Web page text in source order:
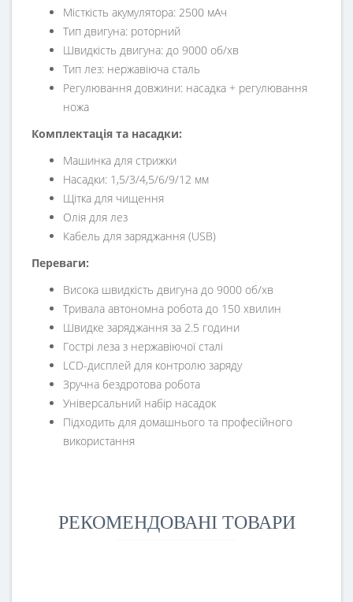
Місткість акумулятора: 2500 мАч
Тип двигуна: роторний
Швидкість двигуна: до 9000 об/хв
Тип лез: нержавіюча сталь
Регулювання довжини: насадка + регулювання
ножа
Комплектація та насадки:
Машинка для стрижки
Насадки: 1,5/3/4,5/6/9/12 мм
Щітка для чищення
Олія для лез
Кабель для заряджання (USB)
Переваги:
Висока швидкість двигуна до 9000 об/хв
Тривала автономна робота до 150 хвилин
Швидке заряджання за 2.5 години
Гострі леза з нержавіючої сталі
LCD-дисплей для контролю заряду
Зручна бездротова робота
Універсальний набір насадок
Підходить для домашнього та професійного
використання
РЕКОМЕНДОВАНІ ТОВАРИ